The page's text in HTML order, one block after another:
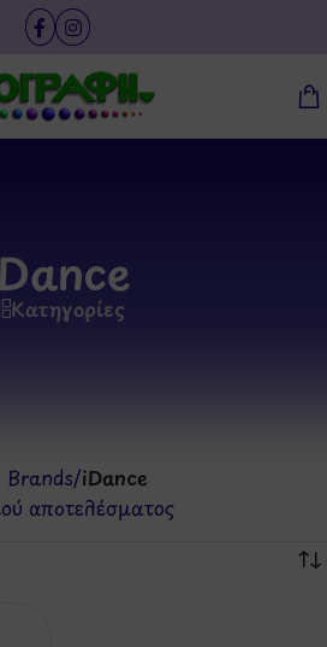
Κατηγορίες
Brands/iDance
αποτελέσματος